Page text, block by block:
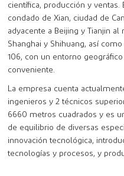
científica, producción y ventas.
condado de Xian, ciudad de
adyacente a Beijing y Tianjin
Shanghai y Shihuang, así
106, con un entorno
conveniente.
La empresa cuenta
ingenieros y 2 técnicos
6660 metros cuadrados y es
de equilibrio de diversas
innovación tecnológica,
tecnologías y procesos, y